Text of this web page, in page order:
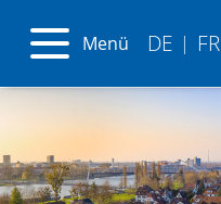
Menü DE | FR